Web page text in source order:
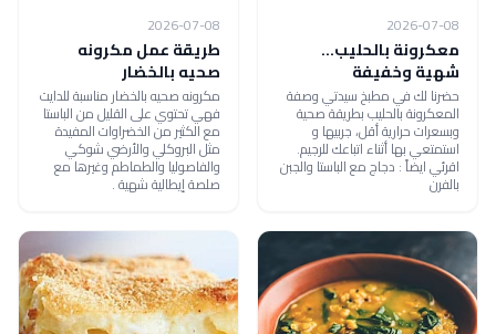
2026-07-08
معكرونة بالحليب...
شهية وخفيفة
حضرنا لك في مطبخ سيدتي وصفة
المعكرونة بالحليب بطريقة صحية
وبسعرات حرارية أقل، جربيها و
استمتعي بها أثناء اتباعك للرجيم.
اقرئي ايضاً : دجاج مع الباستا والجبن
بالفرن
2026-07-08
طريقة عمل مكرونه
صحيه بالخضار
مكرونه صحيه بالخضار مناسبة للدايت
فهي تحتوي على القليل من الباستا
مع الكثير من الخضراوات المفيدة
مثل البروكلي والأرضي شوكي
والفاصوليا والطماطم وغيرها مع
صلصة إيطالية شهية .